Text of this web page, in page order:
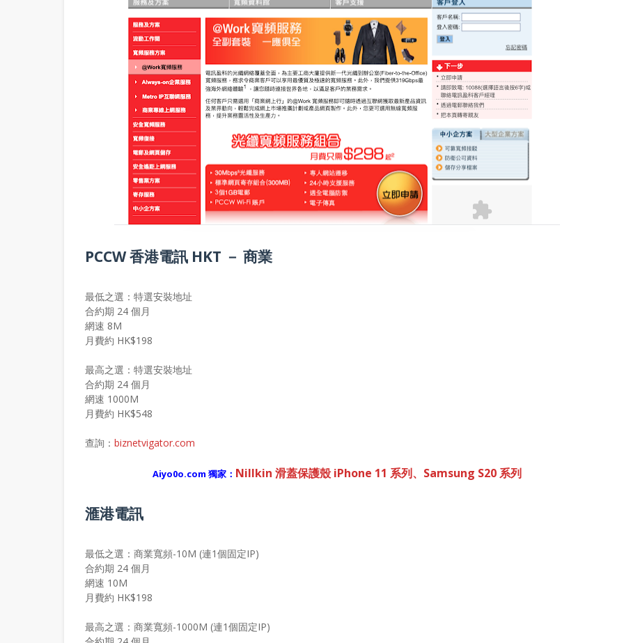
PCCW 香港電訊 HKT － 商業
最低之選：特選安裝地址
合約期 24 個月
網速 8M
月費約 HK$198
最高之選：特選安裝地址
合約期 24 個月
網速 1000M
月費約 HK$548
查詢： biznetvigator.com
Aiyo0o.com 獨家： Nillkin 滑蓋保護殼 iPhone 11 系列、Samsung S20 系列
滙港電訊
最低之選：商業寬頻-10M (連1個固定IP)
合約期 24 個月
網速 10M
月費約 HK$198
最高之選：商業寬頻-1000M (連1個固定IP)